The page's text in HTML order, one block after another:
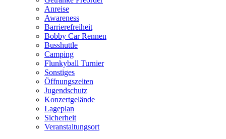
Anreise
Awareness
Barrierefreiheit
Bobby Car Rennen
Busshuttle
Camping
Flunkyball Turnier
Sonstiges
Öffnungszeiten
Jugendschutz
Konzertgelände
Lageplan
Sicherheit
Veranstaltungsort